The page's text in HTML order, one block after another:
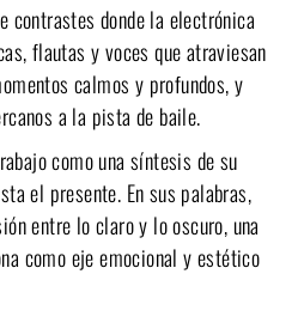
contrastes donde la electrónica
flautas y voces que atraviesan
calmos y profundos, y
a la pista de baile.
como una síntesis de su
el presente. En sus palabras,
entre lo claro y lo oscuro, una
como eje emocional y estético